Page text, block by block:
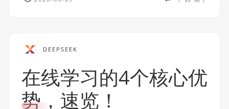
DEEPSEEK
在线学习的4个核心优
势，速览！